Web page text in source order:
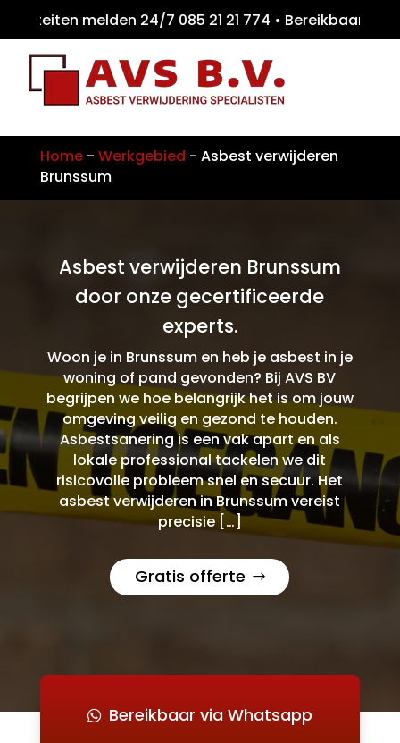
melden 24/7 085 21 21 774 •
Home- Werkgebied - Asbest verwijderen
Brunssum
Asbest verwijderen Brunssum
door onze gecertificeerde
experts.
Woon je in Brunssum en heb je asbest in je
woning of pand gevonden? Bij AVS BV
begrijpen we hoe belangrijk het is om jouw
omgeving veilig en gezond te houden.
Asbestsanering is een vak apart en als
lokale professional tackelen we dit
risicovolle probleem snel en secuur. Het
asbest verwijderen in Brunssum vereist
precisie […]
Gratis offerte
Bereikbaar via Whatsapp